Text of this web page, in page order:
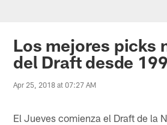
Los mejores picks
del Draft desde
Apr 25, 2018 at 07:27 AM
El Jueves comienza el Draft de la